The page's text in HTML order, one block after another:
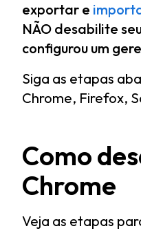
exportar e
NÃO desabilite
configurou um
Siga as etapas
Chrome, Firefox,
Como
Chrome
Veja as etapas